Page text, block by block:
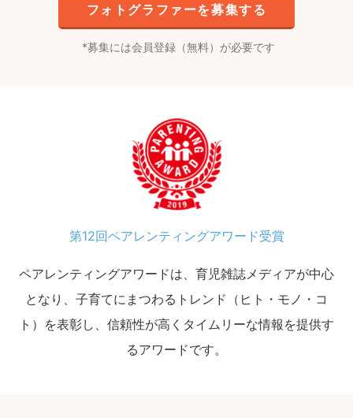
フォトグラファーを募集する
募集には会員登録（無料）が必要です
第12回ペアレンティングアワード受賞
ペアレンティングアワードは、育児雑誌メディアが中心
となり、子育てにまつわるトレンド（ヒト・モノ・コ
ト）を表彰し、信頼性が高くタイムリーな情報を提供す
るアワードです。